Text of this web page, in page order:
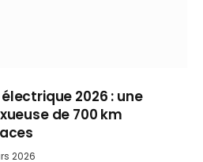
2026 : une
de 700 km
2026